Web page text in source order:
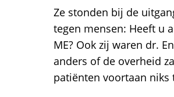
Ze stonden bij de
tegen mensen: Heeft u
ME? Ook zij waren dr.
anders of de overheid
patiënten voortaan niks